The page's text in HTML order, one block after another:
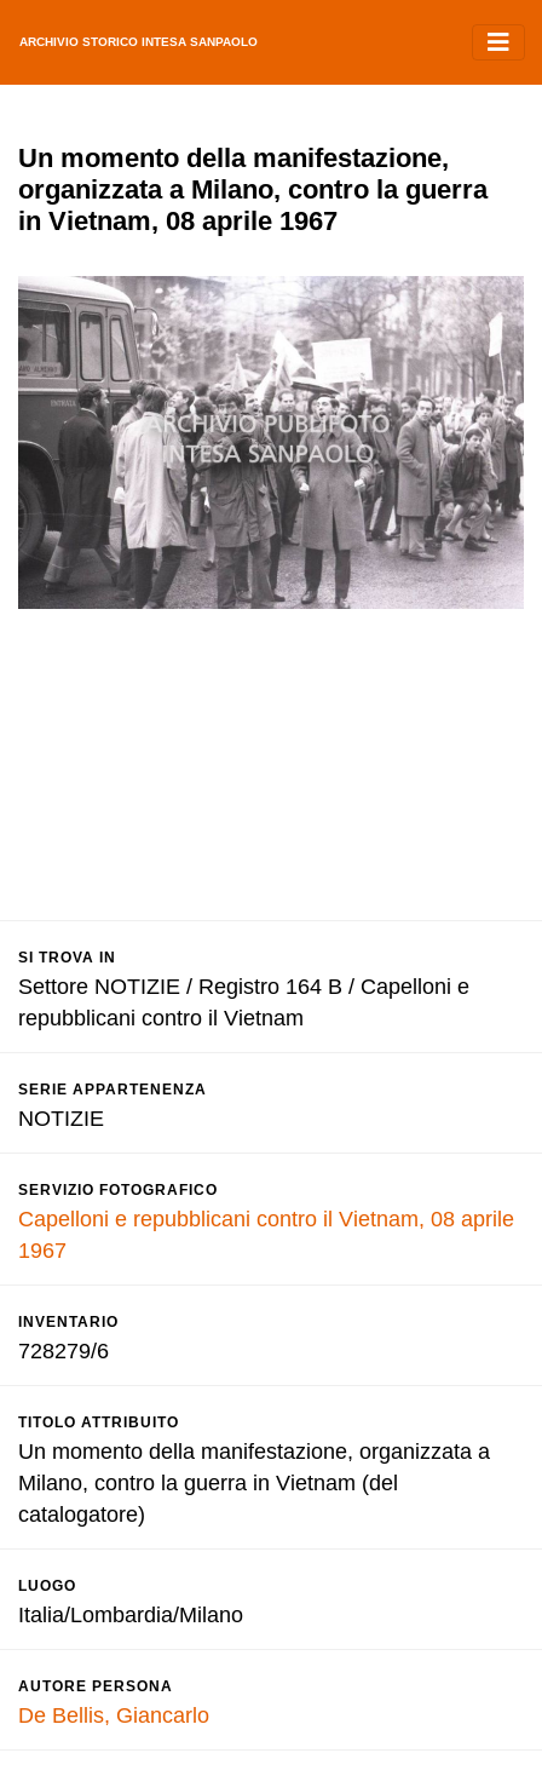
ARCHIVIO STORICO INTESA SANPAOLO
Un momento della manifestazione,
organizzata a Milano, contro la guerra
in Vietnam, 08 aprile 1967
SI TROVA IN
Settore NOTIZIE / Registro 164 B / Capelloni e
repubblicani contro il Vietnam
SERIE APPARTENENZA
NOTIZIE
SERVIZIO FOTOGRAFICO
Capelloni e repubblicani contro il Vietnam, 08 aprile
1967
INVENTARIO
728279/6
TITOLO ATTRIBUITO
Un momento della manifestazione, organizzata a
Milano, contro la guerra in Vietnam (del
catalogatore)
LUOGO
Italia/Lombardia/Milano
AUTORE PERSONA
De Bellis, Giancarlo